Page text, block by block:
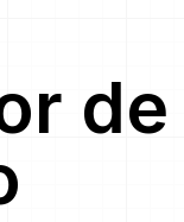
de